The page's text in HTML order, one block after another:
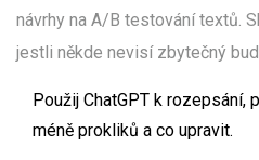
návrhy na A/B testování textů.
jestli někde nevisí zbytečný
Použij ChatGPT k rozepsání,
méně prokliků a co upravit.